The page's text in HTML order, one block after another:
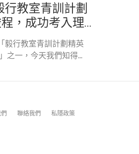
行教室青訓計劃
，成功考入理...
毅行教室青訓計劃精英
之一，今天我們知得...
聯絡我們 私隱政策